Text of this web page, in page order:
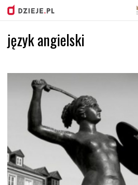
język angielski